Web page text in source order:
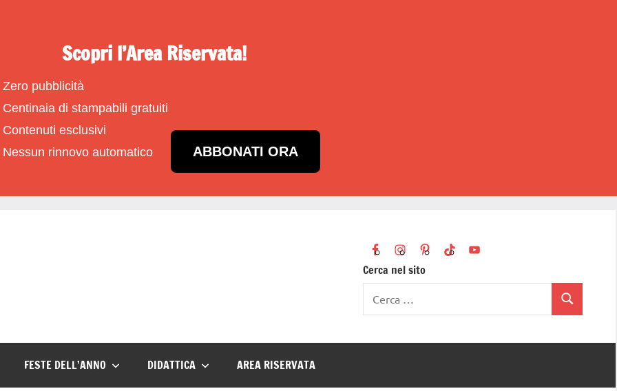
Scopri l’Area Riservata!
Zero pubblicità
Centinaia di stampabili gratuiti
Contenuti esclusivi
Nessun rinnovo automatico
ABBONATI ORA
Cerca nel sito
per:
Cerca
FESTE DELL’ANNO DIDATTICA AREA RISERVATA